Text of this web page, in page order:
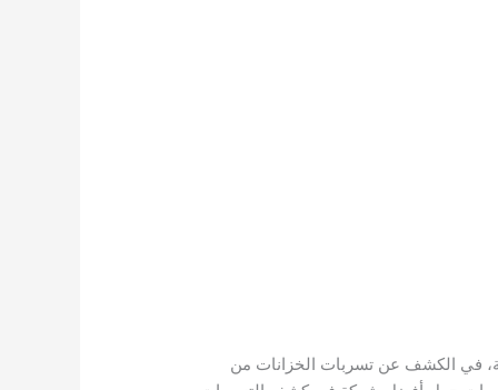
في الكشف عن تسربات الخزانات من